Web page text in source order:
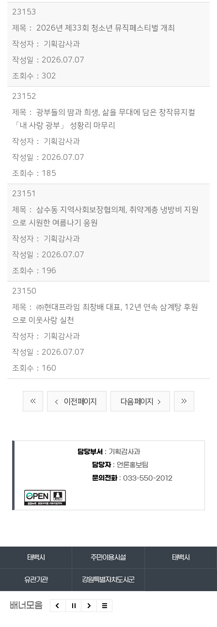
23153
2026년 제33회 청소년 뮤직페스티벌 개최
기획감사과
2026.07.07
302
23152
광부들의 땀과 희생, 삶을 무대에 담은 창작뮤지컬
「내 사랑 광부」 성황리 마무리
기획감사과
2026.07.07
185
23151
삼수동 지역사회보장협의체, 취약계층 냉방비 지원
으로 시원한 여름나기 응원
기획감사과
2026.07.07
196
23150
㈜현대프라임 최창배 대표, 12년 연속 삼계탕 후원
으로 이웃사랑 실천
기획감사과
2026.07.07
160
이전 페이지 다음 페이지
담당자 정보
담당부서 : 기획감사과
담당자: 언론홍보팀
문의전화: 033-550-2012
태백시 주민이용시설 태백시
유관기관 강원특별자치도시군
배너모음